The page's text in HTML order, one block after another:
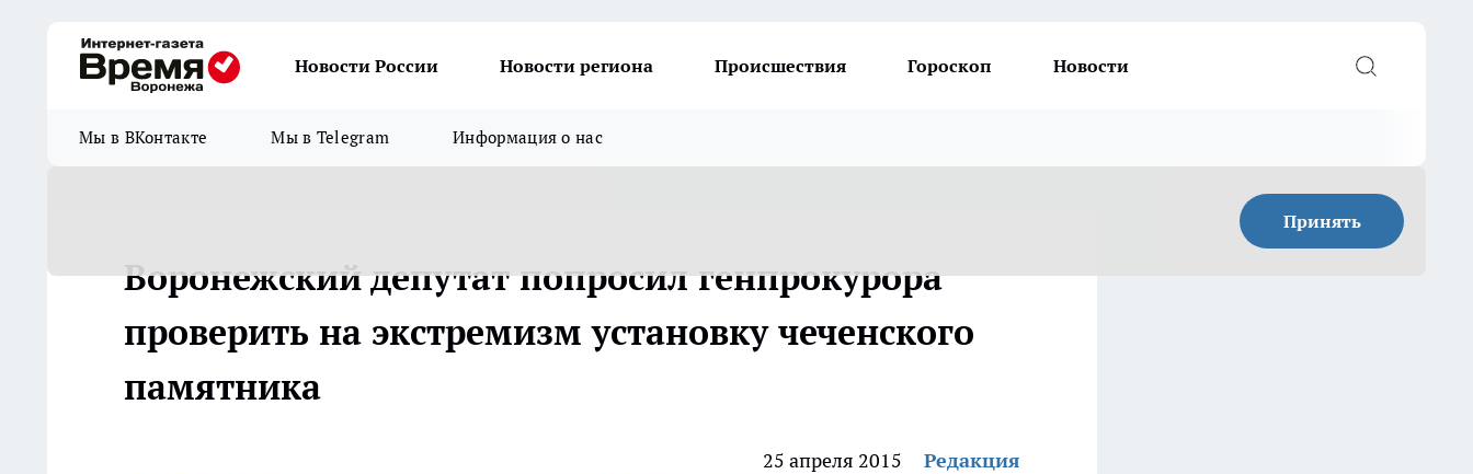
Новости России Новости региона Происшествия Гороскоп Новости
Мы в ВКонтакте Мы в Telegram Информация о нас
Принять
Воронежский депутат попросил генпрокурора
проверить на экстремизм установку чеченского
памятника
25 апреля 2015 Редакция